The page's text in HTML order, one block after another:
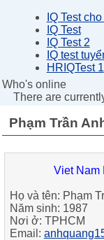
IQ Test
IQ Test
IQ Test 2
IQ test
HRIQTest 1
Who's online
There are
Phạm Trần
Viet Nam
Họ và tên: Phạm
Năm sinh: 1987
Nơi ở: TPHCM
Email: